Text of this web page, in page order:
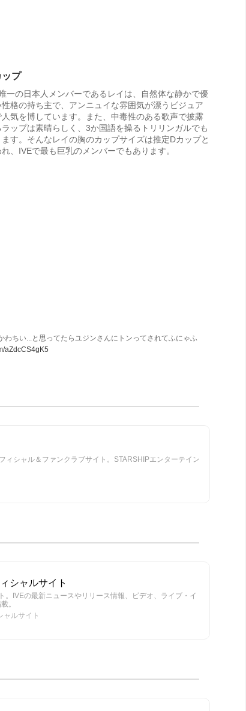
ップ
一の日本人メンバーであるレイは、自然体な静かで優
性格の持ち主で、アンニュイな雰囲気が漂うビジュア
人気を博しています。また、中毒性のある歌声で披露
ップは素晴らしく、3か国語を操るトリリンガルでも
ます。そんなレイの胸のカップサイズは推定Dカップと
、IVEで最も巨乳のメンバーでもあります。
ちい...と思ってたらユジンさんにトンってされてふにゃふ
aZdcCS4gK5
ィシャル＆ファンクラブサイト。STARSHIPエンターテイン
シャルサイト
。IVEの最新ニュースやリリース情報、ビデオ、ライブ・イ
。
ャルサイト